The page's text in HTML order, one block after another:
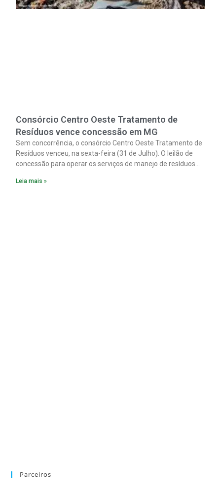
Consórcio Centro Oeste Tratamento de
Resíduos vence concessão em MG
Sem concorrência, o consórcio Centro Oeste Tratamento de
Resíduos venceu, na sexta-feira (31 de Julho). O leilão de
concessão para operar os serviços de manejo de resíduos
(Consórcio Intermunicipal Multifinalitário do Centro-Oeste
Leia mais »
Parceiros